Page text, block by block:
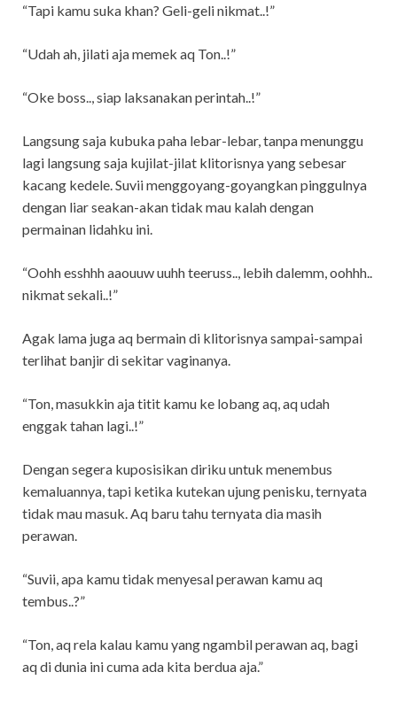
“Tapi kamu suka khan? Geli-geli nikmat..!”
“Udah ah, jilati aja memek aq Ton..!”
“Oke boss.., siap laksanakan perintah..!”
Langsung saja kubuka paha lebar-lebar, tanpa menunggu
lagi langsung saja kujilat-jilat klitorisnya yang sebesar
kacang kedele. Suvii menggoyang-goyangkan pinggulnya
dengan liar seakan-akan tidak mau kalah dengan
permainan lidahku ini.
“Oohh esshhh aaouuw uuhh teeruss.., lebih dalemm, oohhh..
nikmat sekali..!”
Agak lama juga aq bermain di klitorisnya sampai-sampai
terlihat banjir di sekitar vaginanya.
“Ton, masukkin aja titit kamu ke lobang aq, aq udah
enggak tahan lagi..!”
Dengan segera kuposisikan diriku untuk menembus
kemaluannya, tapi ketika kutekan ujung penisku, ternyata
tidak mau masuk. Aq baru tahu ternyata dia masih
perawan.
“Suvii, apa kamu tidak menyesal perawan kamu aq
tembus..?”
“Ton, aq rela kalau kamu yang ngambil perawan aq, bagi
aq di dunia ini cuma ada kita berdua aja.”